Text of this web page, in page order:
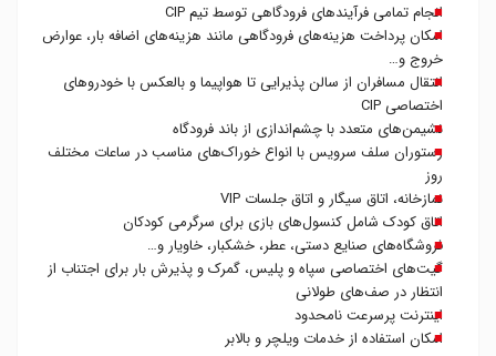
انجام تمامی فرآیندهای فرودگاهی توسط تیم CIP
امکان پرداخت هزینه‌های فرودگاهی مانند هزینه‌های اضافه بار، عوارض
خروج و…
انتقال مسافران از سالن پذیرایی تا هواپیما و بالعکس با خودروهای
اختصاصی CIP
نشیمن‌های متعدد با چشم‌اندازی از باند فرودگاه
رستوران سلف سرویس با انواع خوراک‌های مناسب در ساعات مختلف
روز
نمازخانه، اتاق سیگار و اتاق جلسات VIP
اتاق کودک شامل کنسول‌های بازی برای سرگرمی کودکان
فروشگاه‌های صنایع دستی، عطر، خشکبار، خاویار و…
گیت‌های اختصاصی سپاه و پلیس، گمرک و پذیرش بار برای اجتناب از
انتظار در صف‌های طولانی
اینترنت پرسرعت نامحدود
امکان استفاده از خدمات ویلچر و بالابر